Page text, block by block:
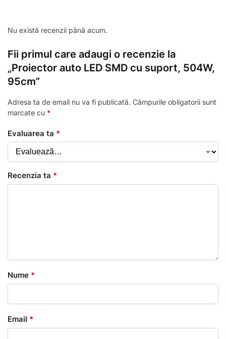
Nu există recenzii până acum.
Fii primul care adaugi o recenzie la
„Proiector auto LED SMD cu suport, 504W,
95cm”
Adresa ta de email nu va fi publicată. Câmpurile obligatorii sunt
marcate cu *
Evaluarea ta *
Recenzia ta *
Nume *
Email *